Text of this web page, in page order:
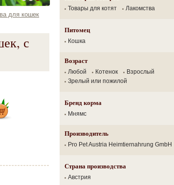
Товары для котят Лакомства
Питомец
Кошка
Возраст
Любой Котенок
Взрослый
Зрелый или пожилой
Бренд корма
Мнямс
Производитель
Pro Pet Austria Heimtiernahrung GmbH
Страна производства
Австрия
для кошек
с